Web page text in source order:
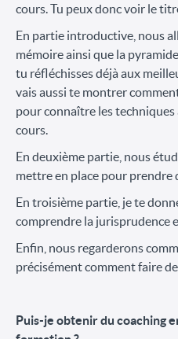
cours. Tu peux donc voir le
En partie introductive, nous
mémoire ainsi que la
tu réfléchisses déjà aux
vais aussi te montrer
pour connaître les
cours.
En deuxième partie, nous
mettre en place pour prendre
En troisième partie, je te
comprendre la jurisprudence
Enfin, nous regarderons
précisément comment faire
Puis-je obtenir du coaching